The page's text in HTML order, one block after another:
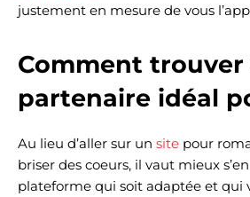
justement en mesure de vous
Comment trouver
partenaire idéal
Au lieu d’aller sur un site pour
briser des coeurs, il vaut mieux
plateforme qui soit adaptée et qui